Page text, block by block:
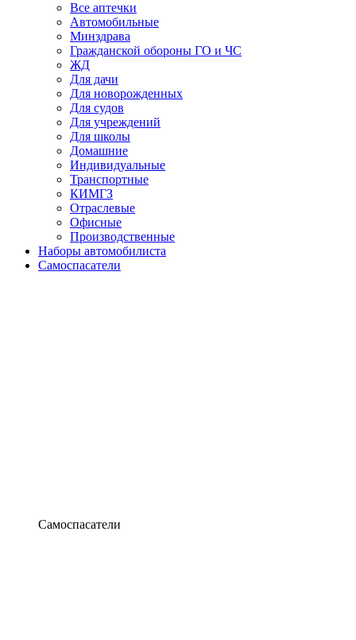
Все аптечки
Автомобильные
Минздрава
Гражданской обороны ГО и ЧС
ЖД
Для дачи
Для новорожденных
Для судов
Для учреждений
Для школы
Домашние
Индивидуальные
Транспортные
КИМГЗ
Отраслевые
Офисные
Производственные
Наборы автомобилиста
Самоспасатели
Самоспасатели